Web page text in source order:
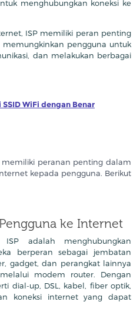
menghubungkan koneksi ke
ISP memiliki peran penting
pengguna untuk
dan melakukan berbagai
WiFi dengan Benar
memiliki peranan penting dalam
kepada pengguna. Berikut
ke Internet
adalah menghubungkan
berperan sebagai jembatan
gadget, dan perangkat lainnya
modem router. Dengan
dial-up, DSL, kabel, fiber optik,
koneksi internet yang dapat